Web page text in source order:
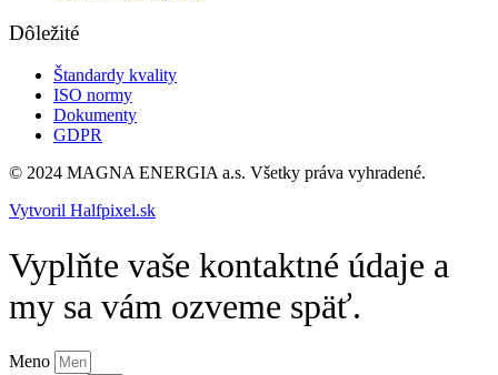
Dôležité
Štandardy kvality
ISO normy
Dokumenty
GDPR
© 2024 MAGNA ENERGIA a.s. Všetky práva vyhradené.
Vytvoril Halfpixel.sk
Vyplňte vaše kontaktné údaje a
my sa vám ozveme späť.
Meno